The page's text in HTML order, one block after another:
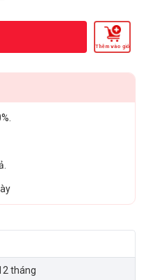
Thêm vào giỏ
tháng